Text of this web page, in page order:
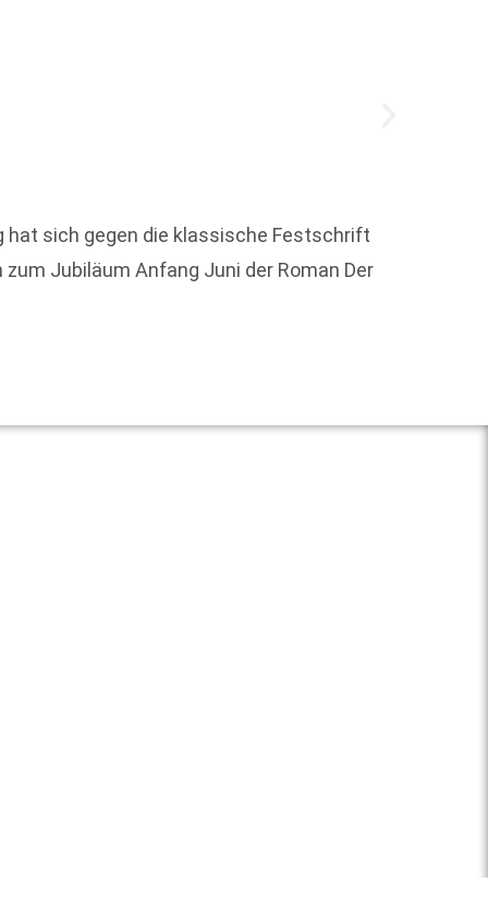
hat sich gegen die klassische Festschrift
Jubiläum Anfang Juni der Roman Der